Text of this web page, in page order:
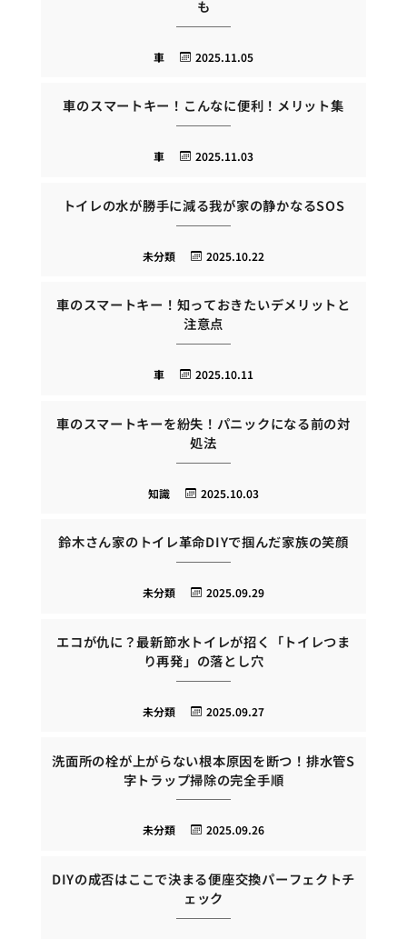
も
2025.11.05
車
車のスマートキー！こんなに便利！メリット集
2025.11.03
車
トイレの水が勝手に減る我が家の静かなるSOS
2025.10.22
未分類
車のスマートキー！知っておきたいデメリットと
注意点
2025.10.11
車
車のスマートキーを紛失！パニックになる前の対
処法
2025.10.03
知識
鈴木さん家のトイレ革命DIYで掴んだ家族の笑顔
2025.09.29
未分類
エコが仇に？最新節水トイレが招く「トイレつま
り再発」の落とし穴
2025.09.27
未分類
洗面所の栓が上がらない根本原因を断つ！排水管S
字トラップ掃除の完全手順
2025.09.26
未分類
DIYの成否はここで決まる便座交換パーフェクトチ
ェック